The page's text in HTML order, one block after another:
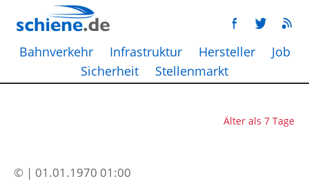
Bahnverkehr Infrastruktur Hersteller
Job
Sicherheit
Stellenmarkt
Älter als 7 Tage
© | 01.01.1970 01:00